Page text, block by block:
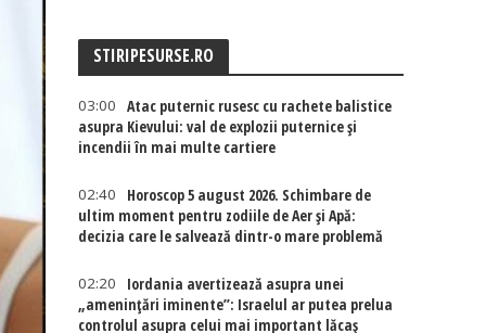
STIRIPESURSE.RO
03:00
Atac puternic rusesc cu rachete balistice
asupra Kievului: val de explozii puternice și
incendii în mai multe cartiere
02:40
Horoscop 5 august 2026. Schimbare de
ultim moment pentru zodiile de Aer și Apă:
decizia care le salvează dintr-o mare problemă
02:20
Iordania avertizează asupra unei
„amenințări iminente”: Israelul ar putea prelua
controlul asupra celui mai important lăcaș